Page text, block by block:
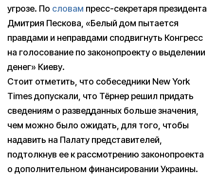
угрозе. По словам пресс-секретаря президента
Дмитрия Пескова, «Белый дом пытается
правдами и неправдами сподвигнуть Конгресс
на голосование по законопроекту о выделении
денег» Киеву.
Стоит отметить, что собеседники New York
Times допускали, что Тёрнер решил придать
сведениям о разведданных больше значения,
чем можно было ожидать, для того, чтобы
надавить на Палату представителей,
подтолкнув ее к рассмотрению законопроекта
о дополнительном финансировании Украины.